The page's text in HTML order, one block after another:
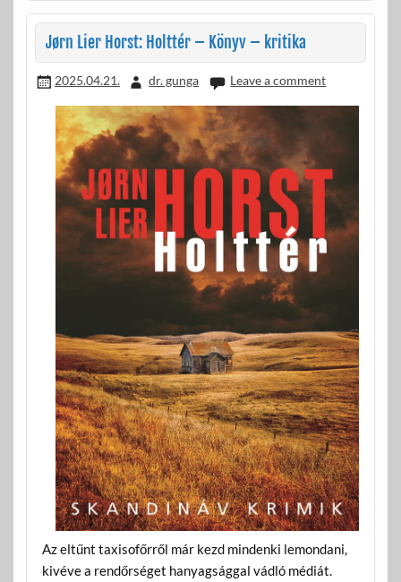
k
Jørn Lier Horst: Holttér – Könyv – kritika
2025.04.21. dr. gunga Leave a comment
Az eltűnt taxisofőrről már kezd mindenki lemondani,
kivéve a rendőrséget hanyagsággal vádló médiát.